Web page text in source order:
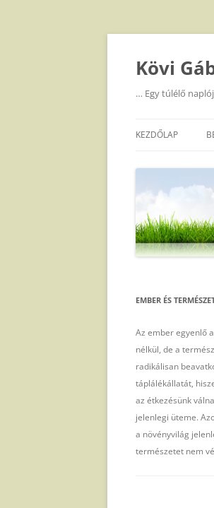
Kilépés
tartalomba
Kövi
… Egy túlélő
KEZDŐLAP
EMBER ÉS
Az ember egyenlő
nélkül, de a
radikálisan
táplálékállatát,
az étkezésünk
jelenlegi üteme.
a növényvilág
természetet nem